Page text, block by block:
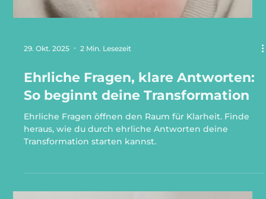
29. Okt. 2025 2 Min. Lesezeit
Ehrliche Fragen, klare Antworten:
So beginnt deine Transformation
Ehrliche Fragen öffnen den Raum für Klarheit. Finde